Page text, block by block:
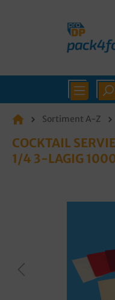
Sortiment A-Z
COCKTAIL
1/4 3-LAGIG